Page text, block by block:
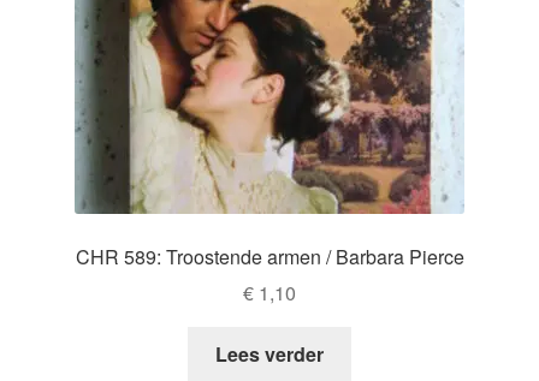
CHR 589: Troostende armen / Barbara Pierce
€ 1,10
Lees verder